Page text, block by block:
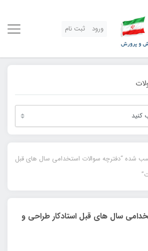
ورود ثبت نام
شده “دفترچه سوالات استخدامی سال های قبل
سال های قبل استادکار طراحی و